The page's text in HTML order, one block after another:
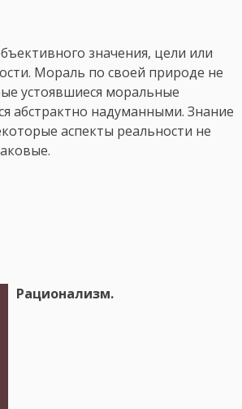
значения, цели или
Мораль по своей природе не
устоявшиеся моральные
абстрактно надуманными. Знание
аспекты реальности не
Рационализм.